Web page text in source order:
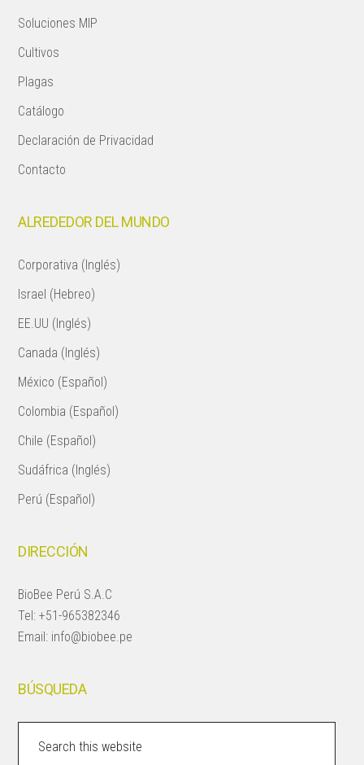
Soluciones MIP
Cultivos
Plagas
Catálogo
Declaración de Privacidad
Contacto
ALREDEDOR DEL MUNDO
Corporativa (Inglés)
Israel (Hebreo)
EE.UU (Inglés)
Canada (Inglés)
México (Español)
Colombia (Español)
Chile (Español)
Sudáfrica (Inglés)
Perú (Español)
DIRECCIÓN
BioBee Perú S.A.C
Tel:+51-965382346
Email: info@biobee.pe
BÚSQUEDA